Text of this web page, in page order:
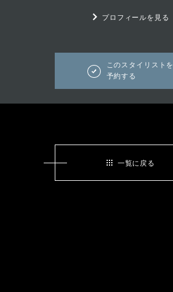
プロフィールを見る
このスタイリストを
予約する
一覧に戻る